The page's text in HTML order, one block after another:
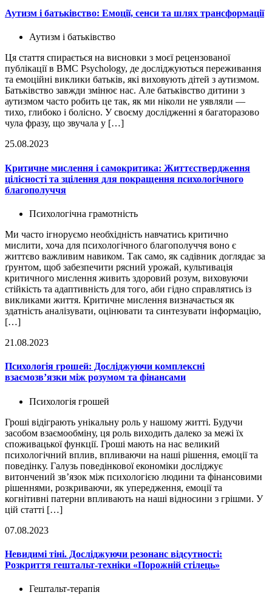
Аутизм і батьківство: Емоції, сенси та шлях трансформації
Аутизм і батьківство
Ця стаття спирається на висновки з моєї рецензованої
публікації в BMC Psychology, де досліджуються переживання
та емоційні виклики батьків, які виховують дітей з аутизмом.
Батьківство завжди змінює нас. Але батьківство дитини з
аутизмом часто робить це так, як ми ніколи не уявляли —
тихо, глибоко і болісно. У своєму дослідженні я багаторазово
чула фразу, що звучала у […]
25.08.2023
Критичне мислення і самокритика: Життєствердження
цілісності та зцілення для покращення психологічного
благополуччя
Психологічна грамотність
Ми часто ігноруємо необхідність навчатись критично
мислити, хоча для психологічного благополуччя воно є
життєво важливим навиком. Так само, як садівник доглядає за
ґрунтом, щоб забезпечити рясний урожай, культивація
критичного мислення живить здоровий розум, виховуючи
стійкість та адаптивність для того, аби гідно справлятись із
викликами життя. Критичне мислення визначається як
здатність аналізувати, оцінювати та синтезувати інформацію,
[…]
21.08.2023
Психологія грошей: Досліджуючи комплексні
взаємозв’язки між розумом та фінансами
Психологія грошей
Гроші відіграють унікальну роль у нашому житті. Будучи
засобом взаємообміну, ця роль виходить далеко за межі їх
споживацької функції. Гроші мають на нас великий
психологічний вплив, впливаючи на наші рішення, емоції та
поведінку. Галузь поведінкової економіки досліджує
витончений зв’язок між психологією людини та фінансовими
рішеннями, розкриваючи, як упередження, емоції та
когнітивні патерни впливають на наші відносини з грішми. У
цій статті […]
07.08.2023
Невидимі тіні. Досліджуючи резонанс відсутності:
Розкриття гештальт-техніки «Порожній стілець»
Гештальт-терапія